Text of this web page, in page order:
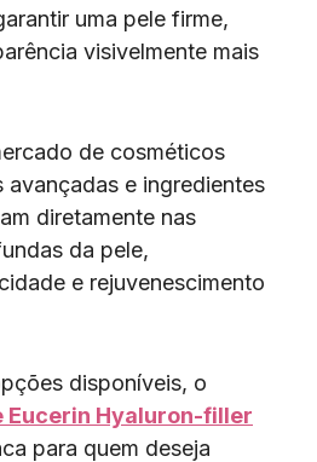
uma pele firme,
visivelmente mais
de cosméticos
avançadas e ingredientes
diretamente nas
da pele,
e rejuvenescimento
disponíveis, o
Eucerin Hyaluron-filler
para quem deseja